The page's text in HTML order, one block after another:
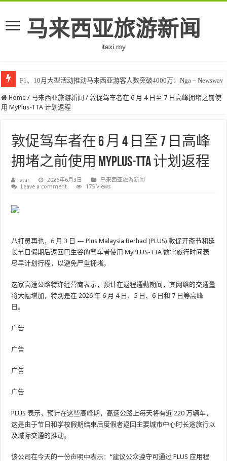
马来西亚旅游新闻
itaxi.my
F1、10月大型活动推动马来西亚游客人数突破4000万：Nga – Newswav
Home / 马来西亚旅游新闻 / 敦促驾车者在 6 月 4 日至 7 日高峰拥堵之前使
用 MyPlus-TTA 计划返程
敦促驾车者在 6 月 4 日至 7 日高峰
拥堵之前使用 MyPlus-TTA 计划返程
star 2026年6月3日
马来西亚旅游新闻
Leave a comment
175 Views
八打灵再也，6 月 3 日 — Plus Malaysia Berhad (PLUS) 敦促开斋节和延
长节日假期后返回巴生谷的驾车者使用 MyPLUS-TTA 数字旅行时间表
尽早计划行程，以避免严重拥堵。
这家高速公路特许经营商表示，预计在返程通勤期间，其网络的交通量
将大幅增加，特别是在 2026 年 6 月 4 日、5 日、6 日和 7 日等高峰
日。
广告
广告
广告
广告
PLUS 表示，预计在这些高峰期，高速公路上每天将有近 220 万辆车，
这是由于节日和学校假期结束后度假者返回主要城市中心时长途旅行以
及城际交通的推动。
该公司在今天的一份声明中表示：“建议公众遵守可通过 PLUS 应用程